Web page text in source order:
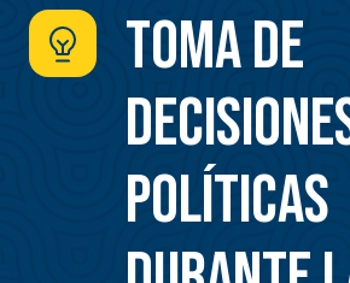
Toma de
políticas